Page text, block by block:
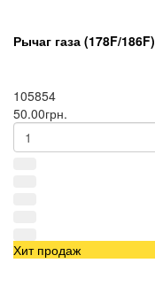
Рычаг газа (178F/186F)
105854
50.00грн.
Хит продаж